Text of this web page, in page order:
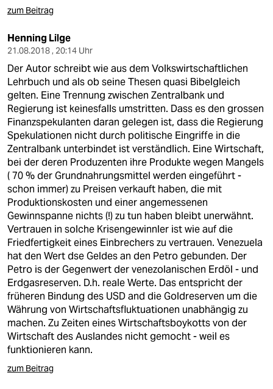
zum Beitrag
Henning Lilge
21.08.2018 , 20:14 Uhr
Der Autor schreibt wie aus dem Volkswirtschaftlichen
Lehrbuch und als ob seine Thesen quasi Bibelgleich
gelten. Eine Trennung zwischen Zentralbank und
Regierung ist keinesfalls umstritten. Dass es den grossen
Finanzspekulanten daran gelegen ist, dass die Regierung
Spekulationen nicht durch politische Eingriffe in die
Zentralbank unterbindet ist verständlich. Eine Wirtschaft,
bei der deren Produzenten ihre Produkte wegen Mangels
( 70 % der Grundnahrungsmittel werden eingeführt -
schon immer) zu Preisen verkauft haben, die mit
Produktionskosten und einer angemessenen
Gewinnspanne nichts (!) zu tun haben bleibt unerwähnt.
Vertrauen in solche Krisengewinnler ist wie auf die
Friedfertigkeit eines Einbrechers zu vertrauen. Venezuela
hat den Wert dse Geldes an den Petro gebunden. Der
Petro is der Gegenwert der venezolanischen Erdöl - und
Erdgasreserven. D.h. reale Werte. Das entspricht der
früheren Bindung des USD and die Goldreserven um die
Währung von Wirtschaftsfluktuationen unabhängig zu
machen. Zu Zeiten eines Wirtschaftsboykotts von der
Wirtschaft des Auslandes nicht gemocht - weil es
funktionieren kann.
zum Beitrag